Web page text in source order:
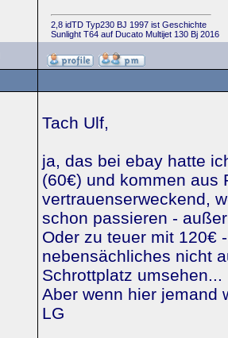
2,8 idTD Typ230 BJ 1997 ist Geschichte
Sunlight T64 auf Ducato Multijet 130 Bj 2016
Tach Ulf,
ja, das bei ebay hatte
(60€) und kommen aus
vertrauenserweckend,
schon passieren -
Oder zu teuer mit 120€
nebensächliches nicht
Schrottplatz umsehen...
Aber wenn hier jemand
LG